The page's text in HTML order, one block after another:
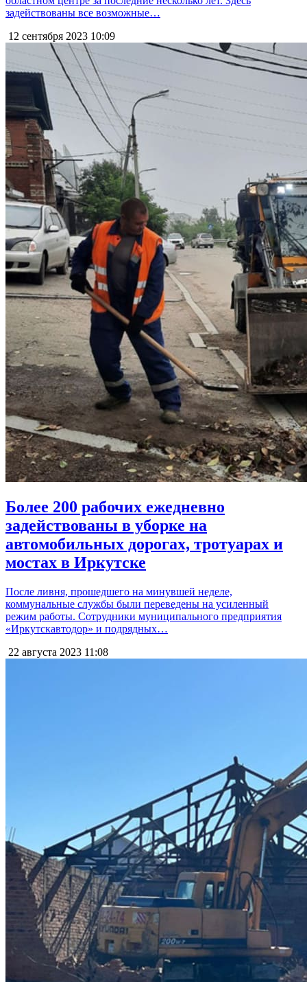
задействованы все возможные…
12 сентября 2023 10:09
Более 200 рабочих ежедневно
задействованы в уборке на
автомобильных дорогах, тротуарах и
мостах в Иркутске
После ливня, прошедшего на минувшей неделе,
коммунальные службы были переведены на усиленный
режим работы. Сотрудники муниципального предприятия
«Иркутскавтодор» и подрядных…
22 августа 2023 11:08